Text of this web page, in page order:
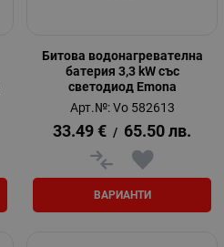
Битова водонагревателна
батерия 3,3 kW със
светодиод Emona
Арт.№: Vo 582613
33.49 € / 65.50 лв.
ВАРИАНТИ